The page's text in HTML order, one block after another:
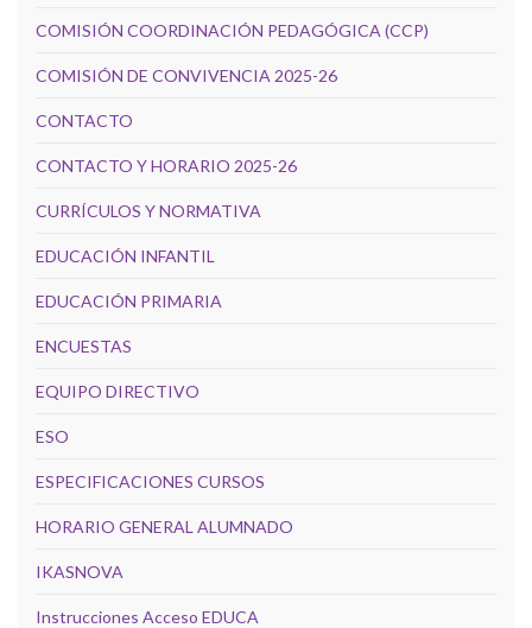
COMISIÓN COORDINACIÓN PEDAGÓGICA (CCP)
COMISIÓN DE CONVIVENCIA 2025-26
CONTACTO
CONTACTO Y HORARIO 2025-26
CURRÍCULOS Y NORMATIVA
EDUCACIÓN INFANTIL
EDUCACIÓN PRIMARIA
ENCUESTAS
EQUIPO DIRECTIVO
ESO
ESPECIFICACIONES CURSOS
HORARIO GENERAL ALUMNADO
IKASNOVA
Instrucciones Acceso EDUCA